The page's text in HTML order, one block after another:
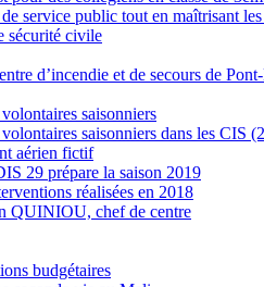
service public tout en maîtrisant
sécurité civile
d’incendie et de secours de
saisonniers
saisonniers dans les CIS
aérien fictif
29 prépare la saison 2019
réalisées en 2018
QUINIOU, chef de centre
budgétaires